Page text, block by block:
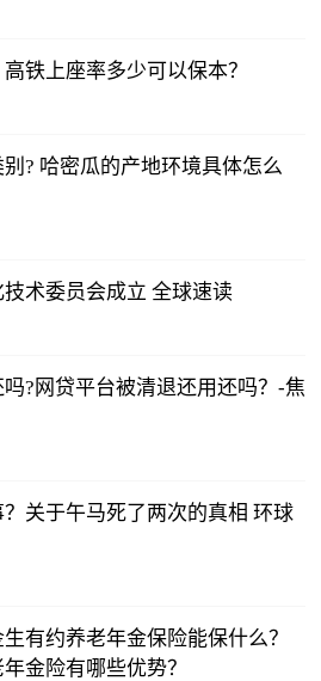
铁上座率多少可以保本？
体怎么
术委员会成立 全球速读
?网贷平台被清退还用还吗？-焦
关于午马死了两次的真相 环球
有约养老年金保险能保什么？
金险有哪些优势？